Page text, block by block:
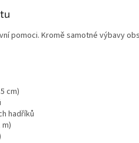
pomoci. Kromě samotné výbavy
cm)
hadříků